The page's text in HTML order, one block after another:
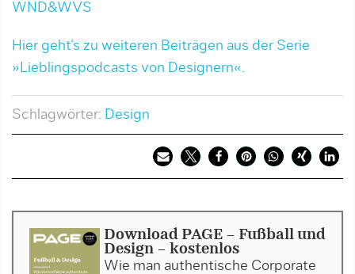
WND&WVS
Hier geht’s zu weiteren Beiträgen aus der Serie
»Lieblingspodcasts von Designern«.
Schlagwörter: Design
Download PAGE - Fußball und
Design - kostenlos
Wie man authentische Corporate